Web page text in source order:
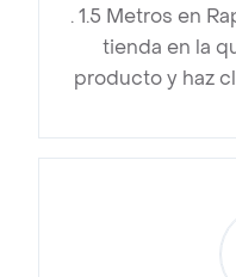
. 1.5 Metros en
tienda en la
producto y haz